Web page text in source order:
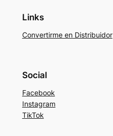
Links
Convertirme en Distribuidor
Social
Facebook
Instagram
TikTok